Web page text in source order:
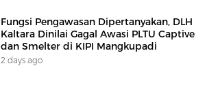
Fungsi Pengawasan Dipertanyakan, DLH
Kaltara Dinilai Gagal Awasi PLTU Captive
dan Smelter di KIPI Mangkupadi
2 days ago